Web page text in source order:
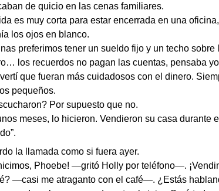
de quicio en las cenas familiares.
es muy corta para estar encerrada en una
los ojos en blanco.
preferimos tener un sueldo fijo y un techo sobre
los recuerdos no pagan las cuentas, pensaba
que fueran más cuidadosos con el dinero.
pequeños.
Por supuesto que no.
meses, lo hicieron. Vendieron su casa durante
la llamada como si fuera ayer.
Phoebe! —gritó Holly por teléfono—.
—casi me atraganto con el café—. ¿Estás